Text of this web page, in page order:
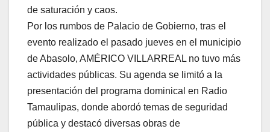
de saturación y caos.
Por los rumbos de Palacio de Gobierno, tras el
evento realizado el pasado jueves en el municipio
de Abasolo, AMÉRICO VILLARREAL no tuvo más
actividades públicas. Su agenda se limitó a la
presentación del programa dominical en Radio
Tamaulipas, donde abordó temas de seguridad
pública y destacó diversas obras de